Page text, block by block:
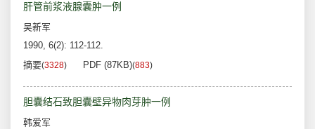
肝管前浆液腺囊肿一例
吴新军
1990, 6(2): 112-112.
摘要(3328) PDF (87KB)(883)
胆囊结石致胆囊壁异物肉芽肿一例
韩爱军